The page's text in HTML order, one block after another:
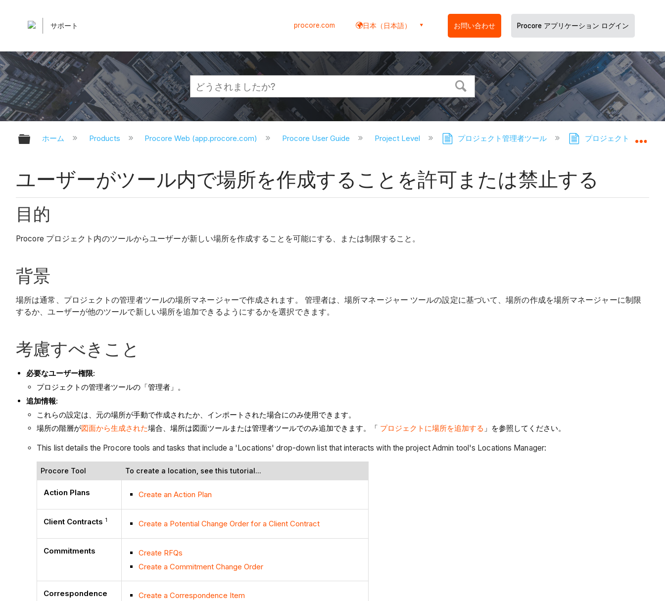
サポート procore.com 日本（日本語） お問い合わせ Procore アプリケーション ログイン
グローバル階層を展開/折りたたむ
ホーム Products Procore Web (app.procore.com) Procore User Guide Project Level プロジェクト管理者ツール プロジェクト管理者ツ
ユーザーがツール内で場所を作成することを許可または禁止する
目的
Procore プロジェクト内のツールからユーザーが新しい場所を作成することを可能にする、または制限すること。
背景
場所は通常、プロジェクトの管理者ツールの場所マネージャーで作成されます。 管理者は、場所マネージャー ツールの設定に基づいて、場所の作成を場所マネージャーに制限
するか、ユーザーが他のツールで新しい場所を追加できるようにするかを選択できます。
考慮すべきこと
必要なユーザー権限:
プロジェクトの管理者ツールの「管理者」。
追加情報:
これらの設定は、元の場所が手動で作成されたか、インポートされた場合にのみ使用できます。
場所の階層が図面から生成された場合、場所は図面ツールまたは管理者ツールでのみ追加できます。「 プロジェクトに場所を追加する 」を参照してください。
This list details the Procore tools and tasks that include a 'Locations' drop-down list that interacts with the project Admin tool's Locations Manager:
Procore Tool To create a location, see this tutorial...
Action Plans Create an Action Plan
Client Contracts 1 Create a Potential Change Order for a Client Contract
Commitments
Create RFQs
Create a Commitment Change Order
Correspondence Create a Correspondence Item